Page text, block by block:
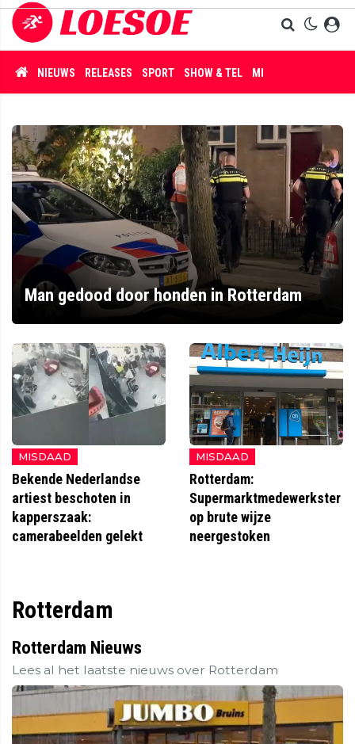
NIEUWS RELEASES SPORT SHOW & TEL MISDAAD
Man gedood door honden in Rotterdam
MISDAAD
Bekende Nederlandse
artiest beschoten in
kapperszaak:
camerabeelden gelekt
MISDAAD
Rotterdam:
Supermarktmedewerkster
op brute wijze
neergestoken
Rotterdam
Rotterdam Nieuws
Lees al het laatste nieuws over Rotterdam